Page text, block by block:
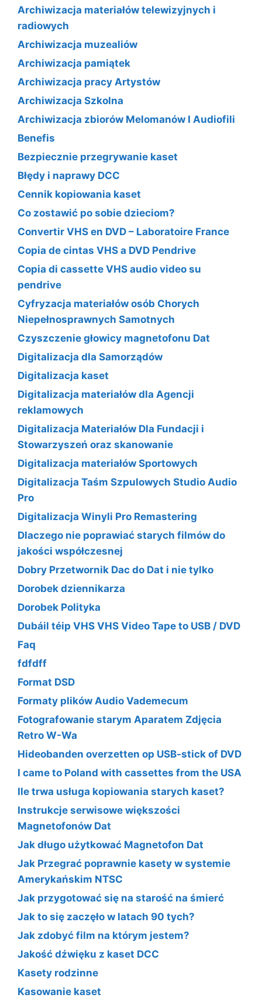
Archiwizacja materiałów telewizyjnych i
radiowych
Archiwizacja muzealiów
Archiwizacja pamiątek
Archiwizacja pracy Artystów
Archiwizacja Szkolna
Archiwizacja zbiorów Melomanów I Audiofili
Benefis
Bezpiecznie przegrywanie kaset
Błędy i naprawy DCC
Cennik kopiowania kaset
Co zostawić po sobie dzieciom?
Convertir VHS en DVD – Laboratoire France
Copia de cintas VHS a DVD Pendrive
Copia di cassette VHS audio video su
pendrive
Cyfryzacja materiałów osób Chorych
Niepełnosprawnych Samotnych
Czyszczenie głowicy magnetofonu Dat
Digitalizacja dla Samorządów
Digitalizacja kaset
Digitalizacja materiałów dla Agencji
reklamowych
Digitalizacja Materiałów Dla Fundacji i
Stowarzyszeń oraz skanowanie
Digitalizacja materiałów Sportowych
Digitalizacja Taśm Szpulowych Studio Audio
Pro
Digitalizacja Winyli Pro Remastering
Dlaczego nie poprawiać starych filmów do
jakości współczesnej
Dobry Przetwornik Dac do Dat i nie tylko
Dorobek dziennikarza
Dorobek Polityka
Dubáil téip VHS VHS Video Tape to USB / DVD
Faq
fdfdff
Format DSD
Formaty plików Audio Vademecum
Fotografowanie starym Aparatem Zdjęcia
Retro W-Wa
Hideobanden overzetten op USB-stick of DVD
I came to Poland with cassettes from the USA
Ile trwa usługa kopiowania starych kaset?
Instrukcje serwisowe większości
Magnetofonów Dat
Jak długo użytkować Magnetofon Dat
Jak Przegrać poprawnie kasety w systemie
Amerykańskim NTSC
Jak przygotować się na starość na śmierć
Jak to się zaczęło w latach 90 tych?
Jak zdobyć film na którym jestem?
Jakość dźwięku z kaset DCC
Kasety rodzinne
Kasowanie kaset